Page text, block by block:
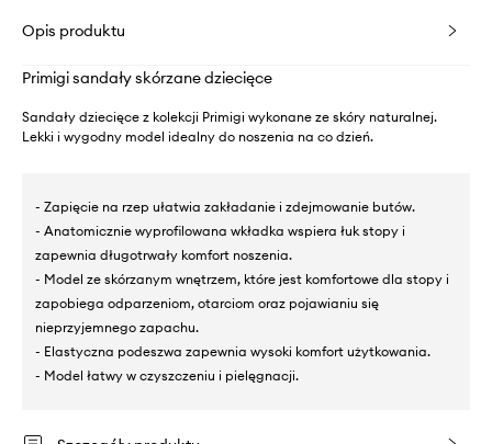
Opis produktu
Primigi sandały skórzane dziecięce
Sandały dziecięce z kolekcji Primigi wykonane ze skóry naturalnej.
Lekki i wygodny model idealny do noszenia na co dzień.
- Zapięcie na rzep ułatwia zakładanie i zdejmowanie butów.
- Anatomicznie wyprofilowana wkładka wspiera łuk stopy i
zapewnia długotrwały komfort noszenia.
- Model ze skórzanym wnętrzem, które jest komfortowe dla stopy i
zapobiega odparzeniom, otarciom oraz pojawianiu się
nieprzyjemnego zapachu.
- Elastyczna podeszwa zapewnia wysoki komfort użytkowania.
- Model łatwy w czyszczeniu i pielęgnacji.